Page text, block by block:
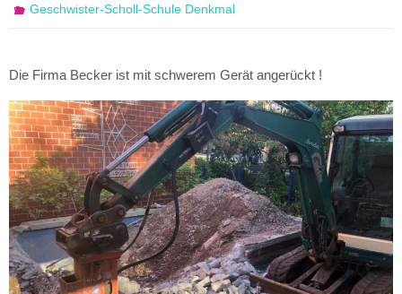
Geschwister-Scholl-Schule Denkmal
Die Firma Becker ist mit schwerem Gerät angerückt !